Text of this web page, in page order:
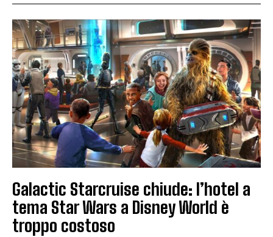
Galactic Starcruise chiude: l’hotel a
tema Star Wars a Disney World è
troppo costoso